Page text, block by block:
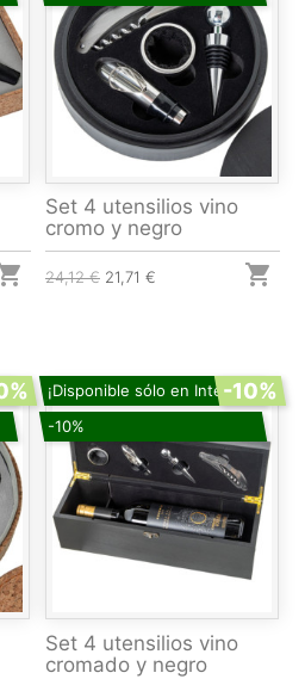
Set 4 utensilios vino
cromo y negro
24,12 € 21,71 € 
¡Disponible sólo en Internet!
-10%
-10%
Set 4 utensilios vino
cromado y negro